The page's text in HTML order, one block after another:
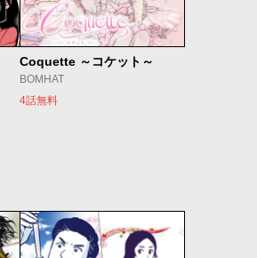
Coquette ～コケット～
BOMHAT
4話無料